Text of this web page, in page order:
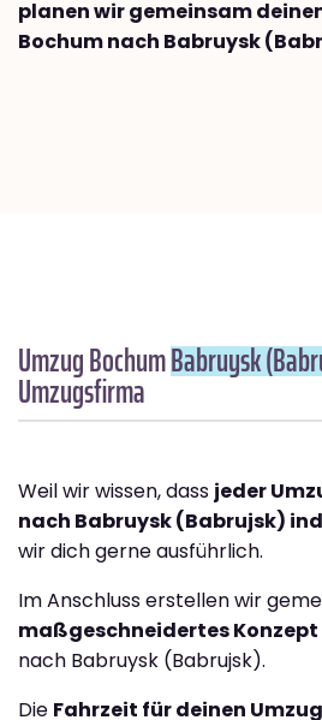
planen wir gemeinsam
Bochum nach Babruysk
Umzug BochumBabruysk
Umzugsfirma
Weil wir wissen, dass jeder
nach Babruysk (Babrujsk)
wir dich gerne ausführlich.
Im Anschluss erstellen wir
maßgeschneidertes Konzept
nach Babruysk (Babrujsk).
Die Fahrzeit für deinen Umzug